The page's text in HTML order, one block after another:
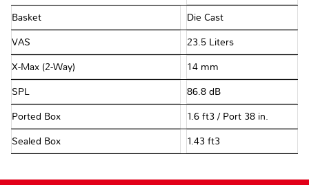
Basket Die Cast
VAS 23.5 Liters
X-Max (2-Way) 14 mm
SPL 86.8 dB
Ported Box 1.6 ft3 / Port 38 in.
Sealed Box 1.43 ft3